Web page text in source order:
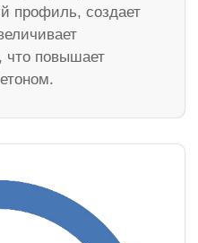
профиль, создает
что повышает